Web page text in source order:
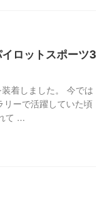
ロットスポーツ3
着しました。 今では
リーで活躍していた頃
て ...